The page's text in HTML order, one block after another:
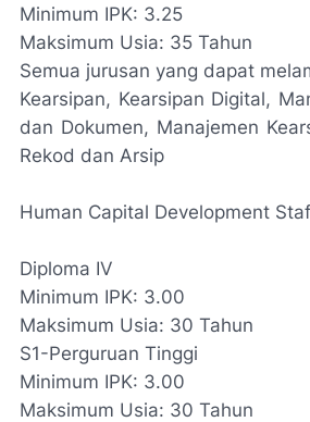
Minimum IPK: 3.25
Maksimum Usia: 35 Tahun
Semua jurusan yang dapat
Kearsipan, Kearsipan Digital,
dan Dokumen, Manajemen
Rekod dan Arsip
Human Capital Development
Diploma IV
Minimum IPK: 3.00
Maksimum Usia: 30 Tahun
S1-Perguruan Tinggi
Minimum IPK: 3.00
Maksimum Usia: 30 Tahun